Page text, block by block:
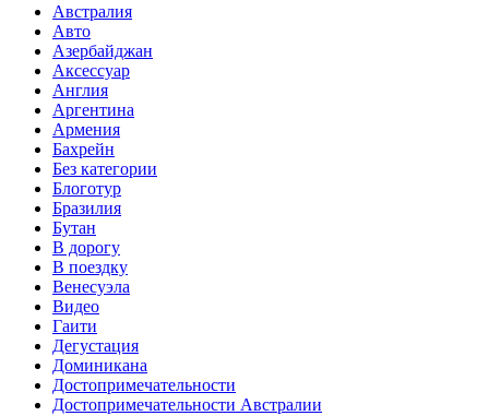
Австралия
Авто
Азербайджан
Аксессуар
Англия
Аргентина
Армения
Бахрейн
Без категории
Блоготур
Бразилия
Бутан
В дорогу
В поездку
Венесуэла
Видео
Гаити
Дегустация
Доминикана
Достопримечательности
Достопримечательности Австралии